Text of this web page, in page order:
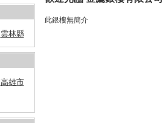
雲林縣
高雄市
此銀樓無簡介